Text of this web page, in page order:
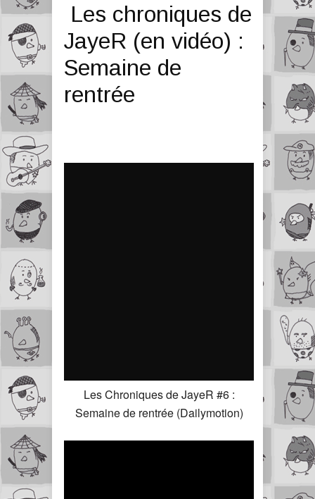
Les chroniques de
JayeR (en vidéo) :
Semaine de
rentrée
Les Chroniques de JayeR #6 :
Semaine de rentrée (Dailymotion)